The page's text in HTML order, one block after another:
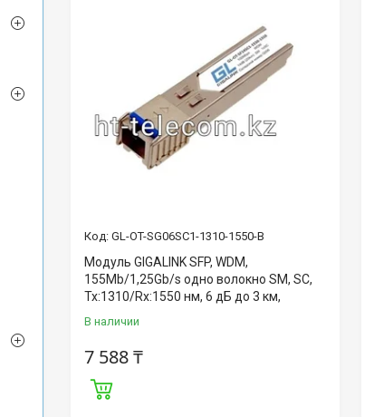
GL-OT-SG06SC1-1310-1550-B
Модуль GIGALINK SFP, WDM,
155Mb/1,25Gb/s одно волокно SM, SC,
Tx:1310/Rx:1550 нм, 6 дБ до 3 км,
В наличии
7 588 ₸